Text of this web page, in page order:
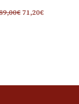
€71,20€